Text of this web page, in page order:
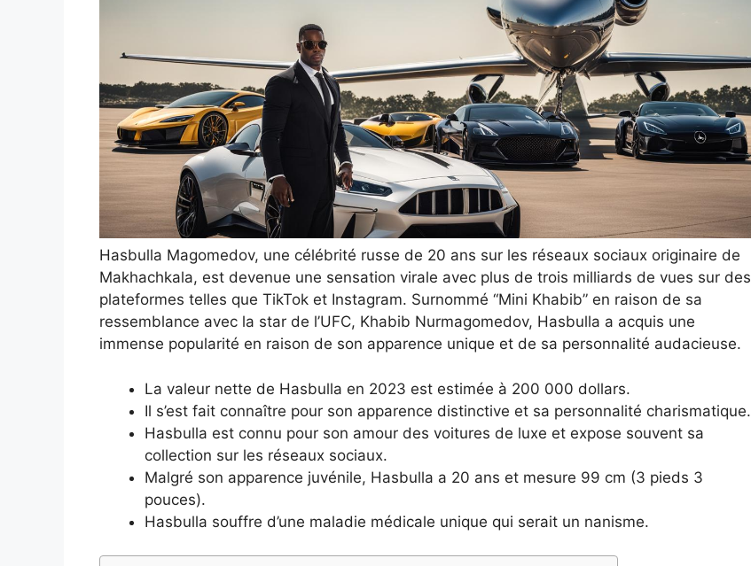
Hasbulla Magomedov, une célébrité russe de 20 ans sur les réseaux sociaux originaire de
Makhachkala, est devenue une sensation virale avec plus de trois milliards de vues sur des
plateformes telles que TikTok et Instagram. Surnommé “Mini Khabib” en raison de sa
ressemblance avec la star de l’UFC, Khabib Nurmagomedov, Hasbulla a acquis une
immense popularité en raison de son apparence unique et de sa personnalité audacieuse.
La valeur nette de Hasbulla en 2023 est estimée à 200 000 dollars.
Il s’est fait connaître pour son apparence distinctive et sa personnalité charismatique.
Hasbulla est connu pour son amour des voitures de luxe et expose souvent sa
collection sur les réseaux sociaux.
Malgré son apparence juvénile, Hasbulla a 20 ans et mesure 99 cm (3 pieds 3
pouces).
Hasbulla souffre d’une maladie médicale unique qui serait un nanisme.